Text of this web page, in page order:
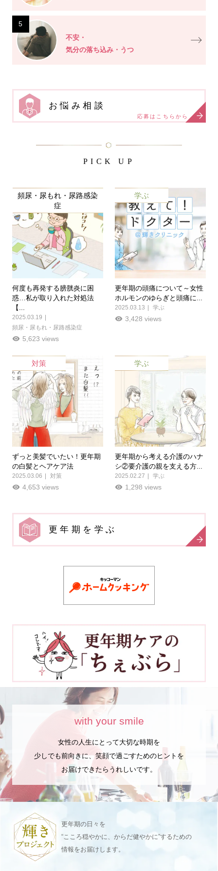
5
不安・
気分の落ち込み・うつ
お悩み相談
応募はこちらから
PICK UP
頻尿・尿もれ・尿路感染
症
何度も再発する膀胱炎に困
惑…私が取り入れた対処法
【...
2025.03.19
頻尿・尿もれ・尿路感染症
5,623 views
学ぶ
更年期の頭痛について～女性
ホルモンのゆらぎと頭痛に...
2025.03.13 学ぶ
3,428 views
対策
ずっと美髪でいたい！更年期
の白髪とヘアケア法
2025.03.06 対策
4,653 views
学ぶ
更年期から考える介護のハナ
シ②要介護の親を支える方...
2025.02.27 学ぶ
1,298 views
更年期を学ぶ
with your smile
女性の人生にとって大切な時期を
少しでも前向きに、笑顔で過ごすためのヒントを
お届けできたらうれしいです。
更年期の日々を
“こころ穏やかに、からだ健やかに”するための
情報をお届けします。